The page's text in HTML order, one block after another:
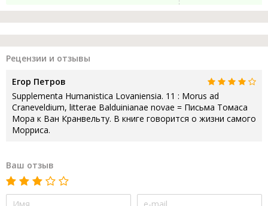
Рецензии и отзывы
Егор Петров
Supplementa Humanistica Lovaniensia. 11 : Morus ad
Craneveldium, litterae Balduinianae novae = Письма Томаса
Мора к Ван Кранвельту. В книге говорится о жизни самого
Морриса.
Ваш отзыв